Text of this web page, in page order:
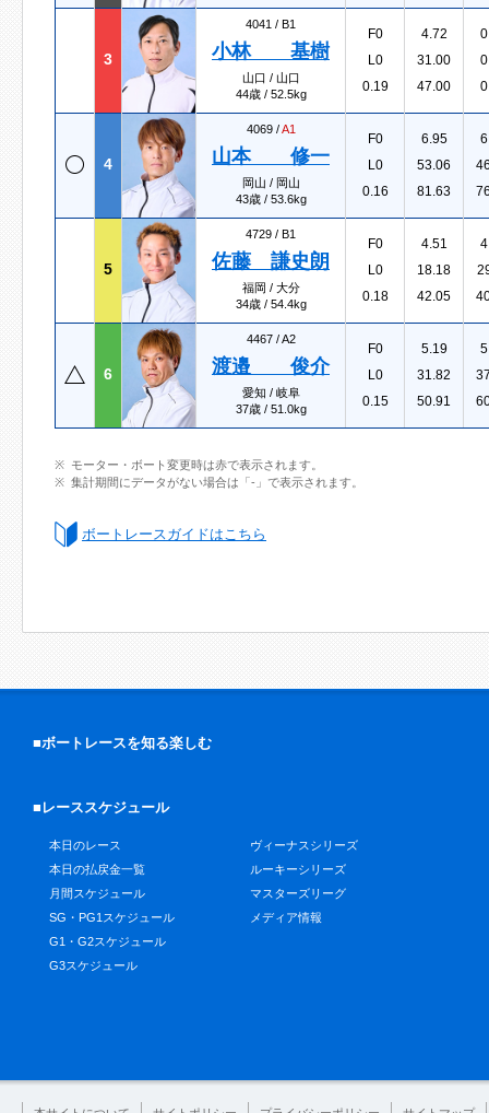
3
4041 / B1
小林 基樹
山口 / 山口
44歳 / 52.5kg
F0
L0
0.19
4.72
31.00
47.00
4
4069 /A1
山本 修一
岡山 / 岡山
43歳 / 53.6kg
F0
L0
0.16
6.95
53.06
81.63
5
4729 / B1
佐藤 謙史朗
福岡 / 大分
34歳 / 54.4kg
F0
L0
0.18
4.51
18.18
42.05
6
4467 /A2
渡邉 俊介
愛知 / 岐阜
37歳 / 51.0kg
F0
L0
0.15
5.19
31.82
50.91
モーター・ボート変更時は赤で表示されます。
集計期間にデータがない場合は「-」で表示されます。
ボートレースガイドはこちら
■ボートレースを知る楽しむ
■レーススケジュール
本日のレース
本日の払戻金一覧
月間スケジュール
SG・PG1スケジュール
G1・G2スケジュール
G3スケジュール
ヴィーナスシリーズ
ルーキーシリーズ
マスターズリーグ
メディア情報